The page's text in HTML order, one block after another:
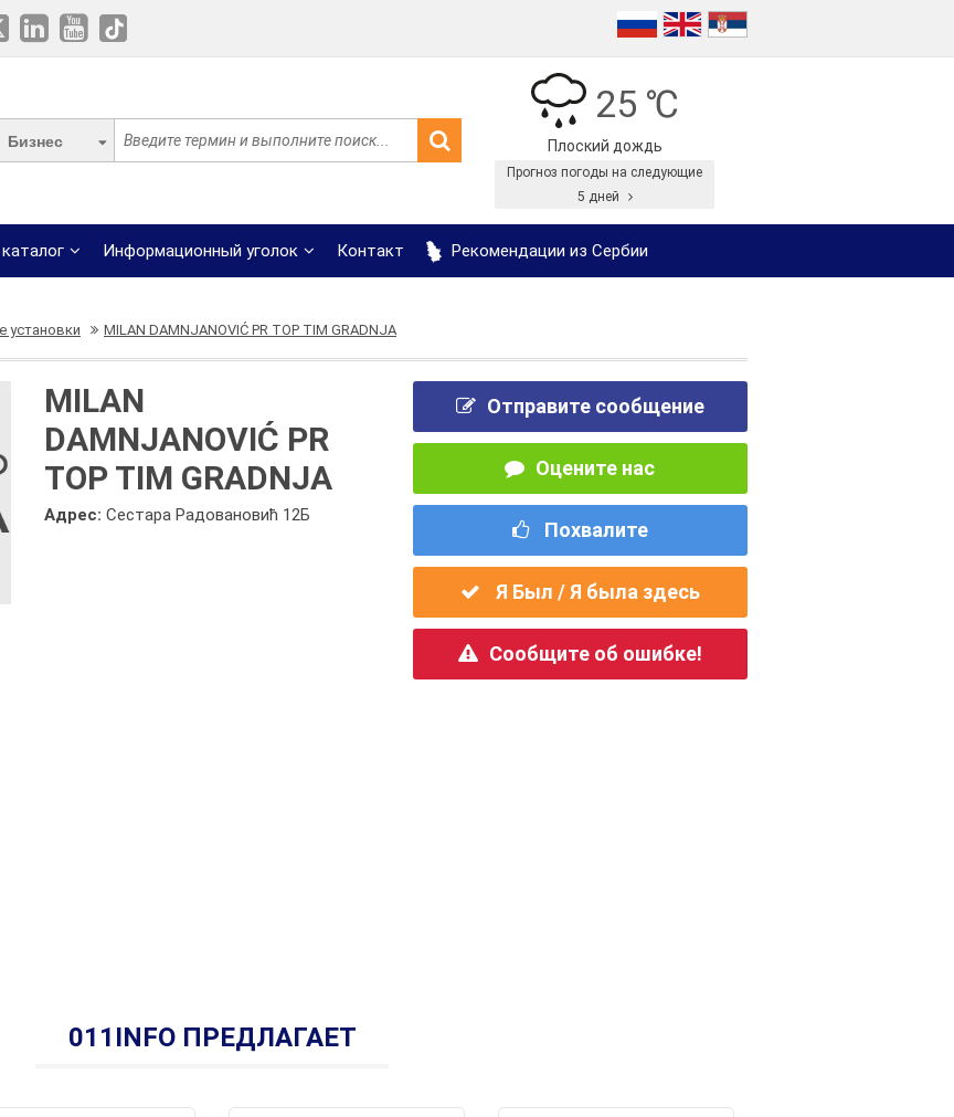
Бизнес
25 ℃
Плоский дождь
Прогноз погоды на следующие
5 дней
Информационный уголок Контакт Рекомендации из Сербии
установки MILAN DAMNJANOVIĆ PR TOP TIM GRADNJA
MILAN
DAMNJANOVIĆ PR
TOP TIM GRADNJA
Адрес:Сестара Радовановић 12Б
Отправите сообщение
Оцените нас
Похвалите
Я Был / Я была здесь
Сообщите об ошибке!
011INFO ПРЕДЛАГАЕТ